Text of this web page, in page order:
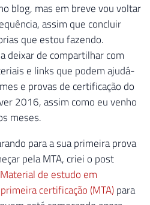
blog, mas em breve vou voltar
assim que concluir
que estou fazendo.
deixar de compartilhar com
e links que podem ajudá-
e provas de certificação do
2016, assim como eu venho
meses.
para a sua primeira prova
pela MTA, criei o post
de estudo em
certificação (MTA)para